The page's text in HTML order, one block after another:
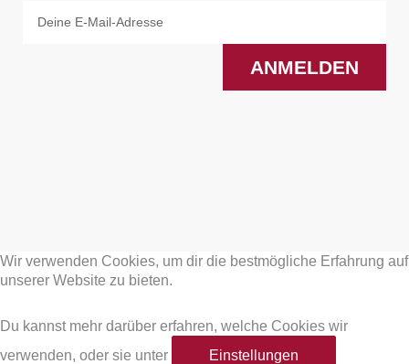
ANMELDEN
a
e
Wir verwenden Cookies, um dir die bestmögliche Erfahrung auf
unserer Website zu bieten.
Du kannst mehr darüber erfahren, welche Cookies wir
verwenden, oder sie unter
Einstellungen